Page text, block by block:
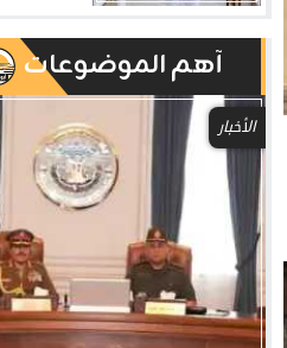
آهم الموضوعات
الحوادث والمحاكم